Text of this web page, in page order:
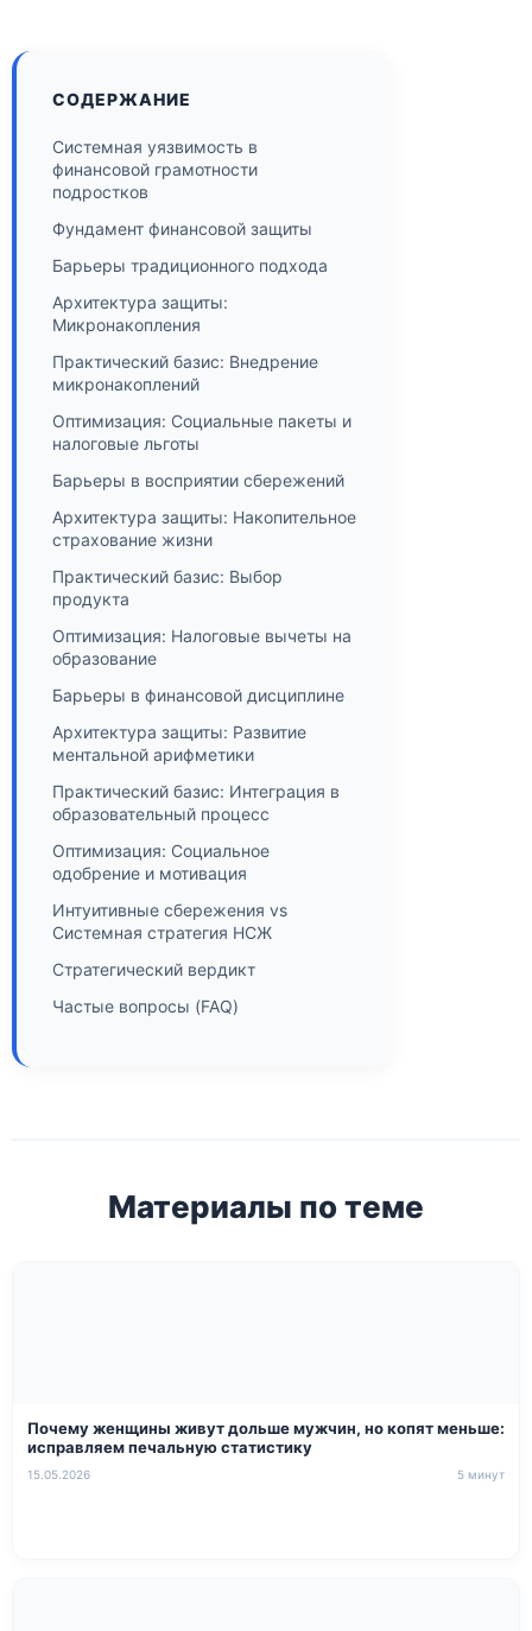
СОДЕРЖАНИЕ
Системная уязвимость в
финансовой грамотности
подростков
Фундамент финансовой защиты
Барьеры традиционного подхода
Архитектура защиты:
Микронакопления
Практический базис: Внедрение
микронакоплений
Оптимизация: Социальные пакеты и
налоговые льготы
Барьеры в восприятии сбережений
Архитектура защиты: Накопительное
страхование жизни
Практический базис: Выбор
продукта
Оптимизация: Налоговые вычеты на
образование
Барьеры в финансовой дисциплине
Архитектура защиты: Развитие
ментальной арифметики
Практический базис: Интеграция в
образовательный процесс
Оптимизация: Социальное
одобрение и мотивация
Интуитивные сбережения vs
Системная стратегия НСЖ
Стратегический вердикт
Частые вопросы (FAQ)
Материалы по теме
Почему женщины живут дольше мужчин, но копят меньше:
исправляем печальную статистику
15.05.2026 5 минут